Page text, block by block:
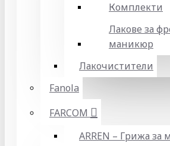
Комплекти
Лакове за
маникюр
Лакочистители
Fanola
FARCOM
ARREN – Грижа за